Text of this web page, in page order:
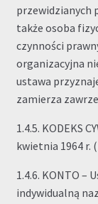
przewidzianych
także osoba
czynności
organizacyjna
ustawa
zamierza
1.4.5. KODEKS
kwietnia 1964 r.
1.4.6. KONTO –
indywidualną